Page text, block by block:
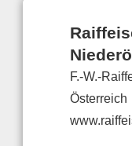
F.-W.-
Österreich